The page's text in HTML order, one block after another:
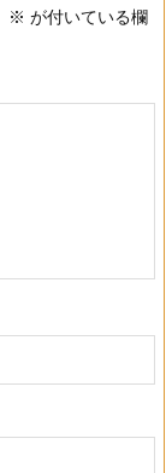
※ が付いている欄